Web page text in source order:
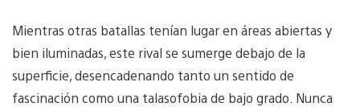
Mientras otras batallas tenían lugar en áreas abiertas y
bien iluminadas, este rival se sumerge debajo de la
superficie, desencadenando tanto un sentido de
fascinación como una talasofobia de bajo grado. Nunca